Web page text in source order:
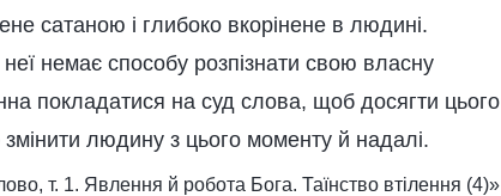
сатаною і глибоко вкорінене в людині.
немає способу розпізнати свою власну
покладатися на суд слова, щоб досягти цього
людину з цього моменту й надалі.
т. 1. Явлення й робота Бога. Таїнство втілення (4)»